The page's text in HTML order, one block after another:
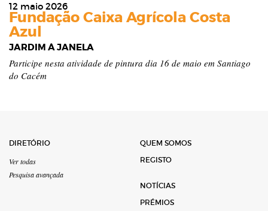
12 maio 2026
Fundação Caixa Agrícola Costa
Azul
JARDIM À JANELA
Participe nesta atividade de pintura dia 16 de maio em Santiago
do Cacém
DIRETÓRIO
Ver todas
Pesquisa avançada
QUEM SOMOS
REGISTO
NOTÍCIAS
PRÉMIOS